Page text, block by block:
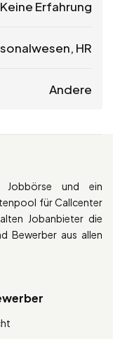
Keine Erfahrung
HR
Andere
Jobbörse und ein
für Callcenter
Jobanbieter die
Bewerber aus allen